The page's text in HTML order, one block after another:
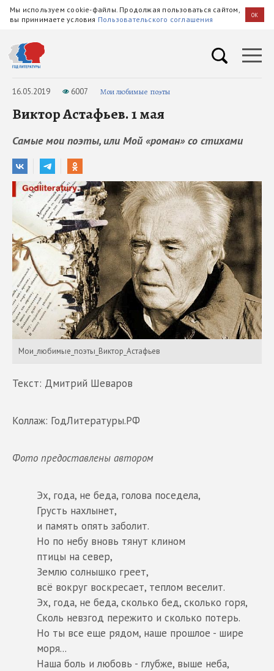
Мы используем cookie-файлы. Продолжая пользоваться сайтом,
вы принимаете условия Пользовательского соглашения OK
16.05.2019 6007 Мои любимые поэты
Виктор Астафьев. 1 мая
Самые мои поэты, или Мой «роман» со стихами
Мои_любимые_поэты_Виктор_Астафьев
Текст: Дмитрий Шеваров
Коллаж: ГодЛитературы.РФ
Фото предоставлены автором
Эх, года, не беда, голова поседела,
Грусть нахлынет,
и память опять заболит.
Но по небу вновь тянут клином
птицы на север,
Землю солнышко греет,
всё вокруг воскресает, теплом веселит.
Эх, года, не беда, сколько бед, сколько горя,
Сколь невзгод пережито и сколько потерь.
Но ты все еще рядом, наше прошлое - шире
моря...
Наша боль и любовь - глубже, выше неба,